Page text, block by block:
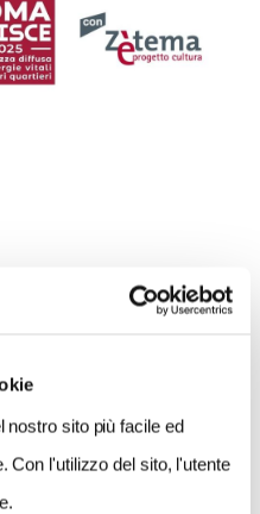
nostro sito più facile ed
Con l'utilizzo del sito, l'utente